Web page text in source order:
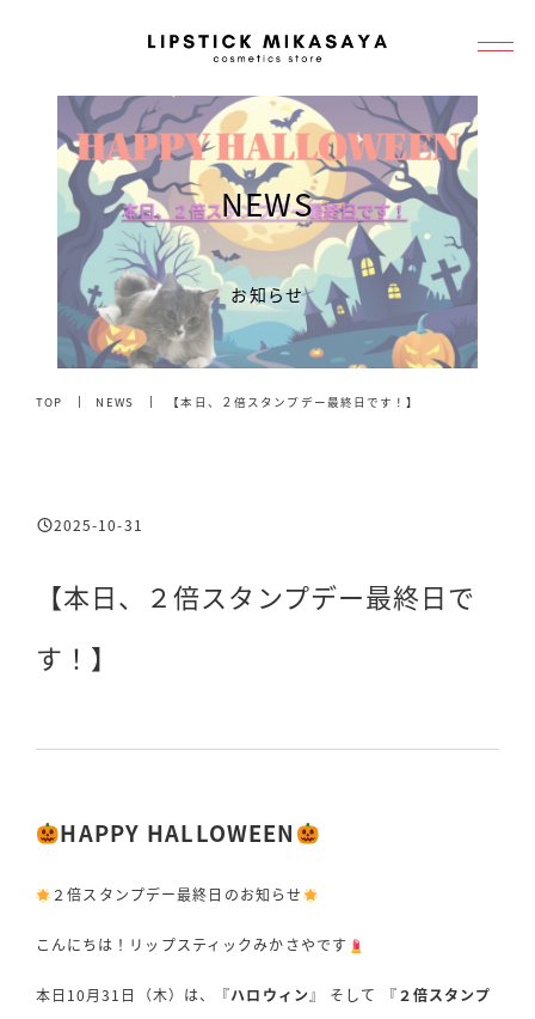
NEWS
お知らせ
TOP NEWS 【本日、２倍スタンプデー最終日です！】
【本日、２倍スタンプデー最終日で
す！】
2025-10-31
HAPPY HALLOWEEN
２倍スタンプデー最終日のお知らせ
こんにちは！リップスティックみかさやです
本日10月31日（木）は、『ハロウィン』 そして 『２倍スタンプ